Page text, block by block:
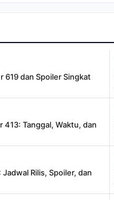
619 dan Spoiler Singkat
413: Tanggal, Waktu, dan
Rilis, Spoiler, dan